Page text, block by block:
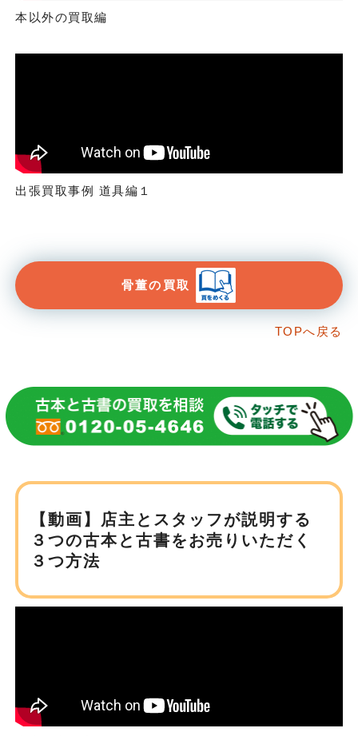
本以外の買取編
出張買取事例 道具編１
骨董の買取
TOPへ戻る
【動画】店主とスタッフが説明する
３つの古本と古書をお売りいただく
３つ方法